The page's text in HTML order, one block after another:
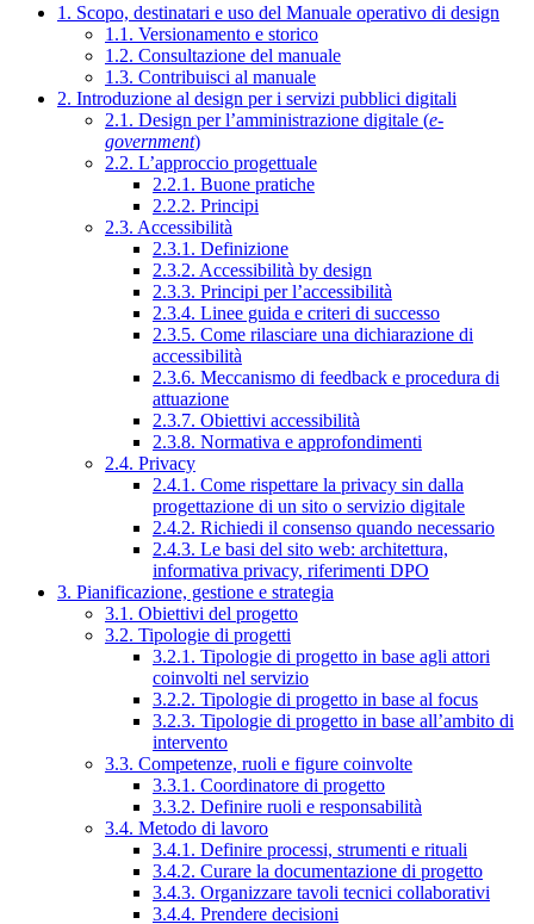
1. Scopo, destinatari e uso del Manuale operativo di design
1.1. Versionamento e storico
1.2. Consultazione del manuale
1.3. Contribuisci al manuale
2. Introduzione al design per i servizi pubblici digitali
2.1. Design per l’amministrazione digitale (e-
government)
2.2. L’approccio progettuale
2.2.1. Buone pratiche
2.2.2. Principi
2.3. Accessibilità
2.3.1. Definizione
2.3.2. Accessibilità by design
2.3.3. Principi per l’accessibilità
2.3.4. Linee guida e criteri di successo
2.3.5. Come rilasciare una dichiarazione di
accessibilità
2.3.6. Meccanismo di feedback e procedura di
attuazione
2.3.7. Obiettivi accessibilità
2.3.8. Normativa e approfondimenti
2.4. Privacy
2.4.1. Come rispettare la privacy sin dalla
progettazione di un sito o servizio digitale
2.4.2. Richiedi il consenso quando necessario
2.4.3. Le basi del sito web: architettura,
informativa privacy, riferimenti DPO
3. Pianificazione, gestione e strategia
3.1. Obiettivi del progetto
3.2. Tipologie di progetti
3.2.1. Tipologie di progetto in base agli attori
coinvolti nel servizio
3.2.2. Tipologie di progetto in base al focus
3.2.3. Tipologie di progetto in base all’ambito di
intervento
3.3. Competenze, ruoli e figure coinvolte
3.3.1. Coordinatore di progetto
3.3.2. Definire ruoli e responsabilità
3.4. Metodo di lavoro
3.4.1. Definire processi, strumenti e rituali
3.4.2. Curare la documentazione di progetto
3.4.3. Organizzare tavoli tecnici collaborativi
3.4.4. Prendere decisioni